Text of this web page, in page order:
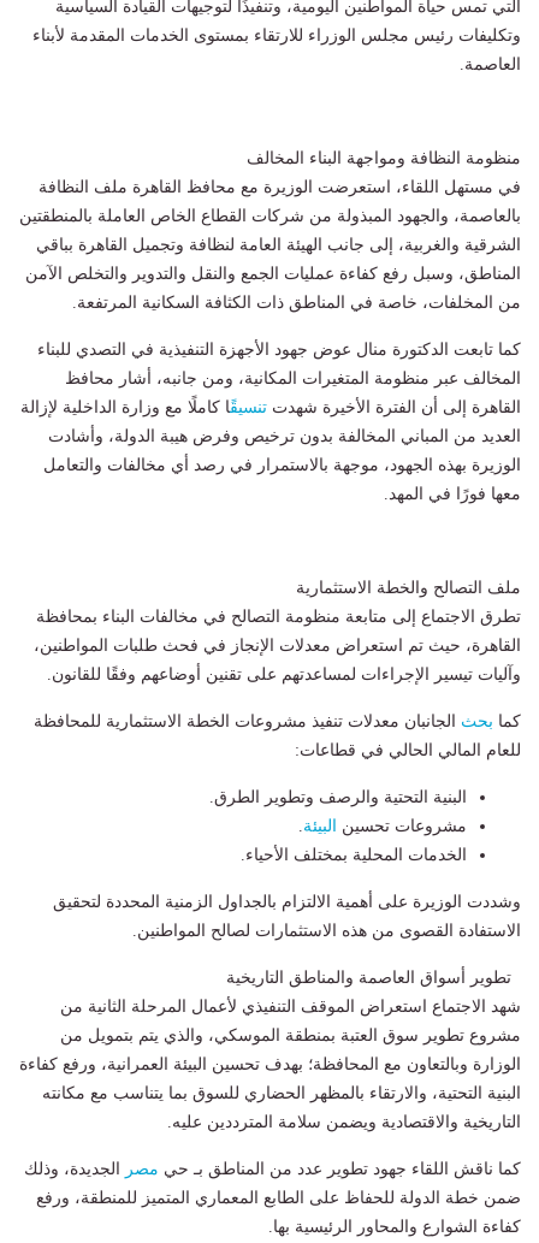
التي تمس حياة المواطنين اليومية، وتنفيذًا لتوجيهات القيادة السياسية
وتكليفات رئيس مجلس الوزراء للارتقاء بمستوى الخدمات المقدمة لأبناء
العاصمة.
منظومة النظافة ومواجهة البناء المخالف
في مستهل اللقاء، استعرضت الوزيرة مع محافظ القاهرة ملف النظافة
بالعاصمة، والجهود المبذولة من شركات القطاع الخاص العاملة بالمنطقتين
الشرقية والغربية، إلى جانب الهيئة العامة لنظافة وتجميل القاهرة بباقي
المناطق، وسبل رفع كفاءة عمليات الجمع والنقل والتدوير والتخلص الآمن
من المخلفات، خاصة في المناطق ذات الكثافة السكانية المرتفعة.
كما تابعت الدكتورة منال عوض جهود الأجهزة التنفيذية في التصدي للبناء
المخالف عبر منظومة المتغيرات المكانية، ومن جانبه، أشار محافظ
القاهرة إلى أن الفترة الأخيرة شهدت تنسيقًا كاملًا مع وزارة الداخلية لإزالة
العديد من المباني المخالفة بدون ترخيص وفرض هيبة الدولة، وأشادت
الوزيرة بهذه الجهود، موجهة بالاستمرار في رصد أي مخالفات والتعامل
معها فورًا في المهد.
ملف التصالح والخطة الاستثمارية
تطرق الاجتماع إلى متابعة منظومة التصالح في مخالفات البناء بمحافظة
القاهرة، حيث تم استعراض معدلات الإنجاز في فحث طلبات المواطنين،
وآليات تيسير الإجراءات لمساعدتهم على تقنين أوضاعهم وفقًا للقانون.
كما بحث الجانبان معدلات تنفيذ مشروعات الخطة الاستثمارية للمحافظة
للعام المالي الحالي في قطاعات:
البنية التحتية والرصف وتطوير الطرق.
مشروعات تحسين
البيئة.
الخدمات المحلية بمختلف الأحياء.
وشددت الوزيرة على أهمية الالتزام بالجداول الزمنية المحددة لتحقيق
الاستفادة القصوى من هذه الاستثمارات لصالح المواطنين.
تطوير أسواق العاصمة والمناطق التاريخية
شهد الاجتماع استعراض الموقف التنفيذي لأعمال المرحلة الثانية من
مشروع تطوير سوق العتبة بمنطقة الموسكي، والذي يتم بتمويل من
الوزارة وبالتعاون مع المحافظة؛ بهدف تحسين البيئة العمرانية، ورفع كفاءة
البنية التحتية، والارتقاء بالمظهر الحضاري للسوق بما يتناسب مع مكانته
التاريخية والاقتصادية ويضمن سلامة المترددين عليه.
كما ناقش اللقاء جهود تطوير عدد من المناطق بـ حي مصر
الجديدة، وذلك
ضمن خطة الدولة للحفاظ على الطابع المعماري المتميز للمنطقة، ورفع
كفاءة الشوارع والمحاور الرئيسية بها.